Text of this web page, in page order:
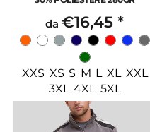
da€16,45*
XXS XS S M L XL XXL
3XL 4XL 5XL